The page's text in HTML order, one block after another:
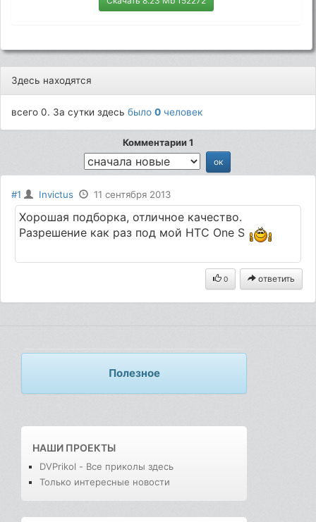
Здесь находятся
всего 0. За сутки здесьбыло0 человек
Комментарии 1
#1 Invictus 11 сентября 2013
Хорошая подборка, отличное качество.
Разрешение как раз под мой HTC One S
0 ответить
Полезное
НАШИ ПРОЕКТЫ
DVPrikol - Все приколы здесь
Только интересные новости